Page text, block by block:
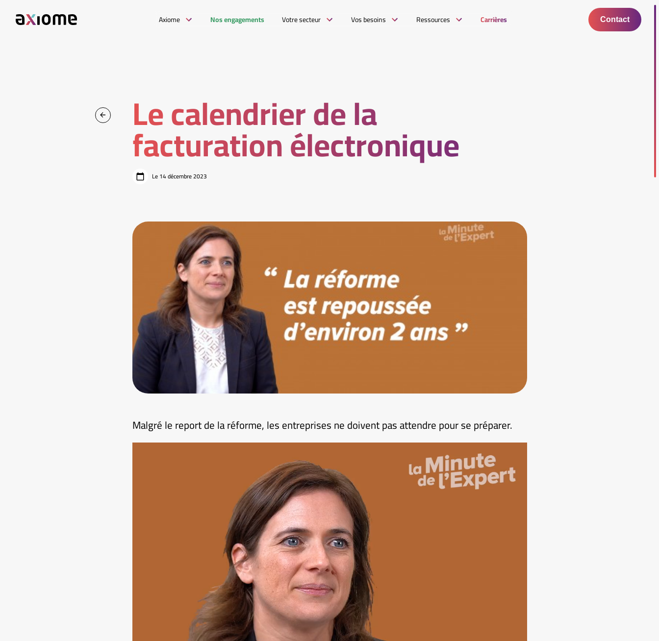
Axiome Nos engagements Votre secteur Vos besoins Ressources Carrières Contact
Le calendrier de la
facturation électronique
Le 14 décembre 2023
Malgré le report de la réforme, les entreprises ne doivent pas attendre pour se préparer.